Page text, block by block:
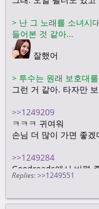
> 난 그 노래를 소녀시
들어본 것 같아...
잘했어
> 투수는 원래 보호대
그런 거 같아. 타자만
>>1249209
ㅋㅋㅋ 귀여워
손님 더 많이 가면 좋겠
>>1249284
Goodreads에서 비평
Replies: >>1249551